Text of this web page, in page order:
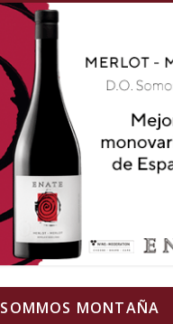
SOMMOS MONTAÑA